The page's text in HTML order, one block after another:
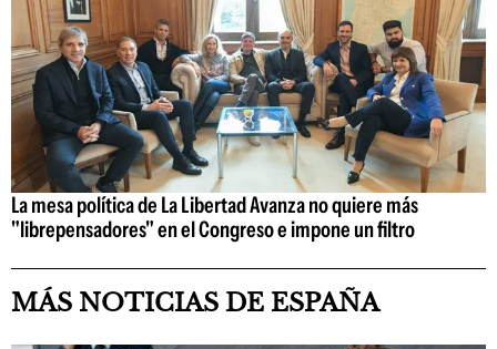
La mesa política de La Libertad Avanza no quiere más
"librepensadores" en el Congreso e impone un filtro
MÁS NOTICIAS DE ESPAÑA